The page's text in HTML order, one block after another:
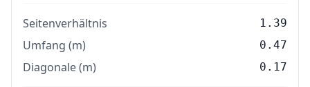
Seitenverhältnis 1.39
Umfang (m) 0.47
Diagonale (m) 0.17